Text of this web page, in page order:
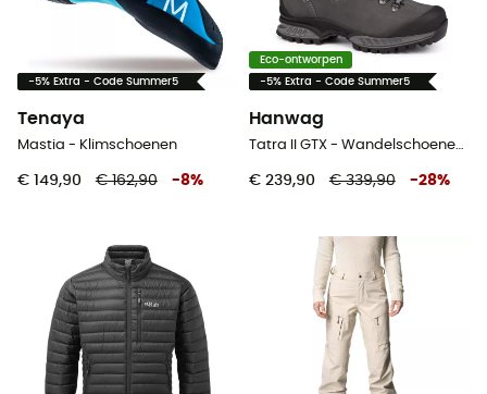
-5% Extra - Code Summer5
Tenaya
Mastia - Klimschoenen
€ 149,90 € 162,90 -8%
Eco-ontworpen
-5% Extra - Code Summer5
Hanwag
Tatra II GTX - Wandelschoenen Heren
€ 239,90 € 339,90 -28%